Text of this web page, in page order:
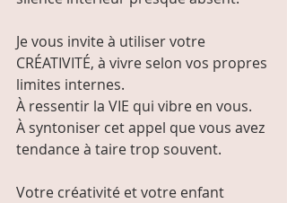
Je vous invite à utiliser votre
CRÉATIVITÉ, à vivre selon vos propres
limites internes.
À ressentir la VIE qui vibre en vous.
À syntoniser cet appel que vous avez
tendance à taire trop souvent.
Votre créativité et votre enfant